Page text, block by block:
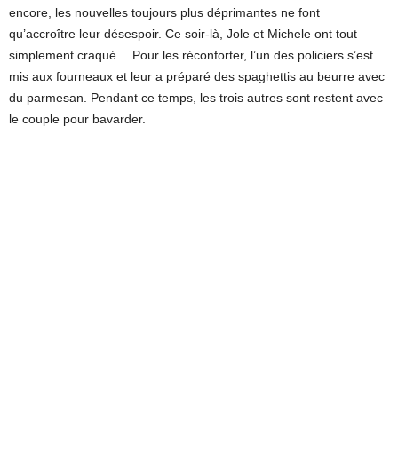
encore, les nouvelles toujours plus déprimantes ne font
qu’accroître leur désespoir. Ce soir-là, Jole et Michele ont tout
simplement craqué… Pour les réconforter, l’un des policiers s’est
mis aux fourneaux et leur a préparé des spaghettis au beurre avec
du parmesan. Pendant ce temps, les trois autres sont restent avec
le couple pour bavarder.